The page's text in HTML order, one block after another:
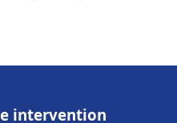
intervention